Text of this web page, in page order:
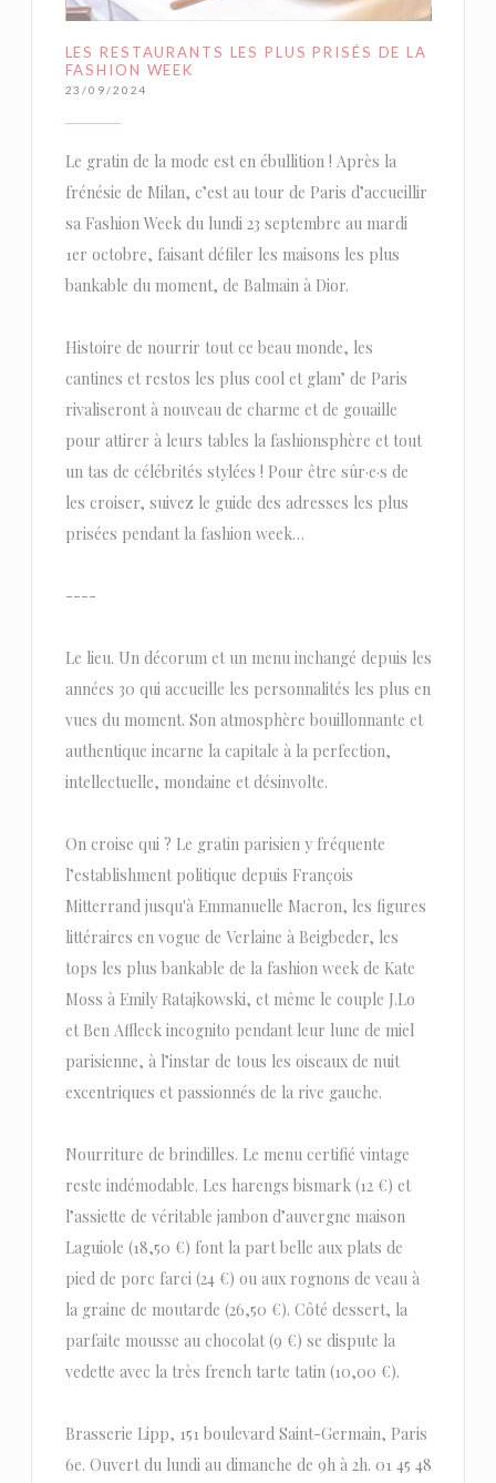
LES RESTAURANTS LES PLUS PRISÉS DE LA
FASHION WEEK
23/09/2024
Le gratin de la mode est en ébullition ! Après la
frénésie de Milan, c’est au tour de Paris d’accueillir
sa Fashion Week du lundi 23 septembre au mardi
1er octobre, faisant défiler les maisons les plus
bankable du moment, de Balmain à Dior.
Histoire de nourrir tout ce beau monde, les
cantines et restos les plus cool et glam’ de Paris
rivaliseront à nouveau de charme et de gouaille
pour attirer à leurs tables la fashionsphère et tout
un tas de célébrités stylées ! Pour être sûr·e·s de
les croiser, suivez le guide des adresses les plus
prisées pendant la fashion week…
----
Le lieu. Un décorum et un menu inchangé depuis les
années 30 qui accueille les personnalités les plus en
vues du moment. Son atmosphère bouillonnante et
authentique incarne la capitale à la perfection,
intellectuelle, mondaine et désinvolte.
On croise qui ? Le gratin parisien y fréquente
l’establishment politique depuis François
Mitterrand jusqu'à Emmanuelle Macron, les figures
littéraires en vogue de Verlaine à Beigbeder, les
tops les plus bankable de la fashion week de Kate
Moss à Emily Ratajkowski, et même le couple J.Lo
et Ben Affleck incognito pendant leur lune de miel
parisienne, à l’instar de tous les oiseaux de nuit
excentriques et passionnés de la rive gauche.
Nourriture de brindilles. Le menu certifié vintage
reste indémodable. Les harengs bismark (12 €) et
l’assiette de véritable jambon d’auvergne maison
Laguiole (18,50 €) font la part belle aux plats de
pied de porc farci (24 €) ou aux rognons de veau à
la graine de moutarde (26,50 €). Côté dessert, la
parfaite mousse au chocolat (9 €) se dispute la
vedette avec la très french tarte tatin (10,00 €).
Brasserie Lipp, 151 boulevard Saint-Germain, Paris
6e. Ouvert du lundi au dimanche de 9h à 2h. 01 45 48